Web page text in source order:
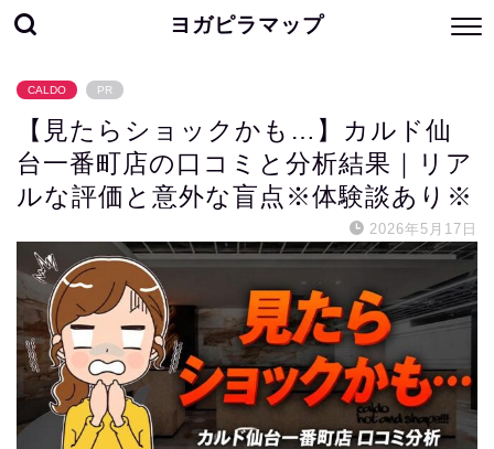
ヨガピラマップ
CALDO PR
【見たらショックかも…】カルド仙
台一番町店の口コミと分析結果｜リア
ルな評価と意外な盲点※体験談あり※
2026年5月17日